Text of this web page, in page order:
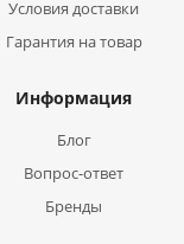
Условия доставки
Гарантия на товар
Информация
Блог
Вопрос-ответ
Бренды